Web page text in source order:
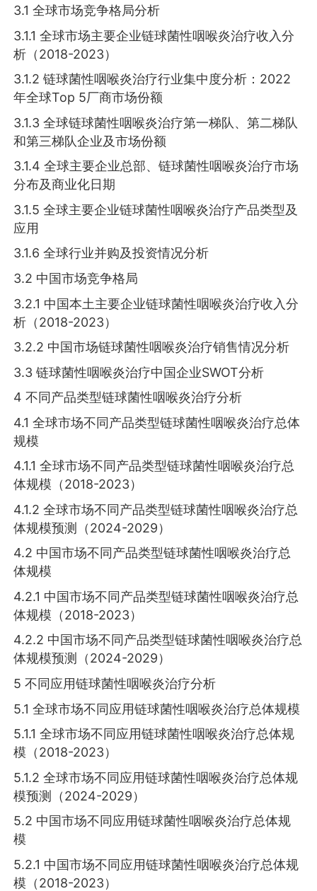
3.1 全球市场竞争格局分析
3.1.1 全球市场主要企业链球菌性咽喉炎治疗收入分
析（2018-2023）
3.1.2 链球菌性咽喉炎治疗行业集中度分析：2022
年全球Top 5厂商市场份额
3.1.3 全球链球菌性咽喉炎治疗第一梯队、第二梯队
和第三梯队企业及市场份额
3.1.4 全球主要企业总部、链球菌性咽喉炎治疗市场
分布及商业化日期
3.1.5 全球主要企业链球菌性咽喉炎治疗产品类型及
应用
3.1.6 全球行业并购及投资情况分析
3.2 中国市场竞争格局
3.2.1 中国本土主要企业链球菌性咽喉炎治疗收入分
析（2018-2023）
3.2.2 中国市场链球菌性咽喉炎治疗销售情况分析
3.3 链球菌性咽喉炎治疗中国企业SWOT分析
4 不同产品类型链球菌性咽喉炎治疗分析
4.1 全球市场不同产品类型链球菌性咽喉炎治疗总体
规模
4.1.1 全球市场不同产品类型链球菌性咽喉炎治疗总
体规模（2018-2023）
4.1.2 全球市场不同产品类型链球菌性咽喉炎治疗总
体规模预测（2024-2029）
4.2 中国市场不同产品类型链球菌性咽喉炎治疗总
体规模
4.2.1 中国市场不同产品类型链球菌性咽喉炎治疗总
体规模（2018-2023）
4.2.2 中国市场不同产品类型链球菌性咽喉炎治疗总
体规模预测（2024-2029）
5 不同应用链球菌性咽喉炎治疗分析
5.1 全球市场不同应用链球菌性咽喉炎治疗总体规模
5.1.1 全球市场不同应用链球菌性咽喉炎治疗总体规
模（2018-2023）
5.1.2 全球市场不同应用链球菌性咽喉炎治疗总体规
模预测（2024-2029）
5.2 中国市场不同应用链球菌性咽喉炎治疗总体规
模
5.2.1 中国市场不同应用链球菌性咽喉炎治疗总体规
模（2018-2023）